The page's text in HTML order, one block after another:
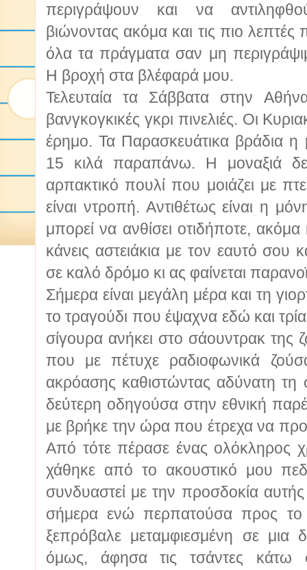
περιγράψουν και να
βιώνοντας ακόμα και τις πιο λεπτές
όλα τα πράγματα σαν μη
Η βροχή στα βλέφαρά μου.
Τελευταία τα Σάββατα στην
βανγκογκικές γκρι πινελιές. Οι
έρημο. Τα Παρασκευάτικα βράδια η
15 κιλά παραπάνω. Η μοναξιά
αρπακτικό πουλί που μοιάζει με
είναι ντροπή. Αντιθέτως είναι η
μπορεί να ανθίσει οτιδήποτε,
κάνεις αστειάκια με τον εαυτό σου
σε καλό δρόμο κι ας φαίνεται
Σήμερα είναι μεγάλη μέρα και τη
το τραγούδι που έψαχνα εδώ και
σίγουρα ανήκει στο σάουντρακ
που με πέτυχε ραδιοφωνικά
ακρόασης καθιστώντας αδύνατη
δεύτερη οδηγούσα στην εθνική
με βρήκε την ώρα που έτρεχα να
Από τότε πέρασε ένας ολόκληρος
χάθηκε από το ακουστικό μου
συνδυαστεί με την προσδοκία
σήμερα ενώ περπατούσα προς το
ξεπρόβαλε μεταμφιεσμένη σε μια
όμως, άφησα τις τσάντες κάτω